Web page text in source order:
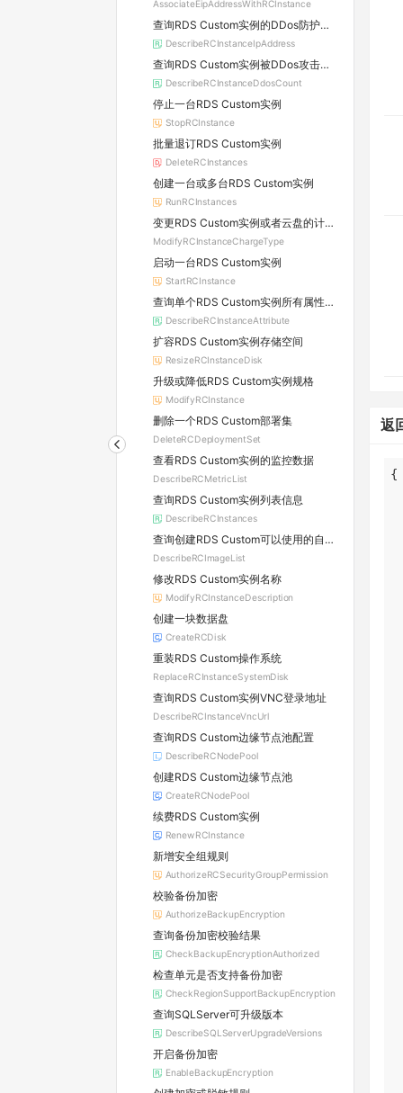
AssociateEipAddressWithRCInstance
查询RDS Custom实例的DDos防护信息及所属原生防护实例的详情
DescribeRCInstanceIpAddress
查询RDS Custom实例被DDos攻击的数量
DescribeRCInstanceDdosCount
停止一台RDS Custom实例
StopRCInstance
批量退订RDS Custom实例
DeleteRCInstances
创建一台或多台RDS Custom实例
RunRCInstances
变更RDS Custom实例或者云盘的计费方式
ModifyRCInstanceChargeType
启动一台RDS Custom实例
StartRCInstance
查询单个RDS Custom实例所有属性信息
DescribeRCInstanceAttribute
扩容RDS Custom实例存储空间
ResizeRCInstanceDisk
升级或降低RDS Custom实例规格
ModifyRCInstance
删除一个RDS Custom部署集
DeleteRCDeploymentSet
查看RDS Custom实例的监控数据
DescribeRCMetricList
查询RDS Custom实例列表信息
DescribeRCInstances
查询创建RDS Custom可以使用的自定义镜像列表
DescribeRCImageList
修改RDS Custom实例名称
ModifyRCInstanceDescription
创建一块数据盘
CreateRCDisk
重装RDS Custom操作系统
ReplaceRCInstanceSystemDisk
查询RDS Custom实例VNC登录地址
DescribeRCInstanceVncUrl
查询RDS Custom边缘节点池配置
DescribeRCNodePool
创建RDS Custom边缘节点池
CreateRCNodePool
续费RDS Custom实例
RenewRCInstance
新增安全组规则
AuthorizeRCSecurityGroupPermission
校验备份加密
AuthorizeBackupEncryption
查询备份加密校验结果
CheckBackupEncryptionAuthorized
检查单元是否支持备份加密
CheckRegionSupportBackupEncryption
查询SQLServer可升级版本
DescribeSQLServerUpgradeVersions
开启备份加密
EnableBackupEncryption
返